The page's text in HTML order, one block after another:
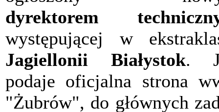
dyrektorem
występującej w
Jagiellonii Białystok.
podaje oficjalna strona
"Żubrów", do głównych